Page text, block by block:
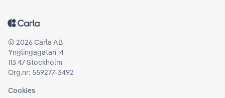
Tillbaka till startsidan
© 2026Carla AB
Ynglingagatan 14
113 47 Stockholm
Org.nr: 559277-3492
Cookies